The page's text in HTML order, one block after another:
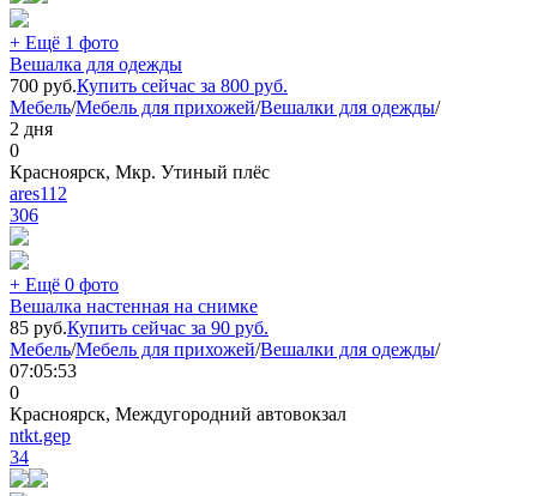
+ Ещё 1 фото
Вешалка для одежды
700 руб.Купить сейчас за 800 руб.
Мебель/Мебель для прихожей/Вешалки для одежды/
2 дня
0
Красноярск, Мкр. Утиный плёс
ares112
306
+ Ещё 0 фото
Вешалка настенная на снимке
85 руб.Купить сейчас за 90 руб.
Мебель/Мебель для прихожей/Вешалки для одежды/
07:05:53
0
Красноярск, Междугородний автовокзал
ntkt.gep
34